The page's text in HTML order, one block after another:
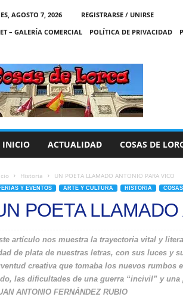
AGOSTO 7, 2026
REGISTRARSE / UNIRSE
– GALERÍA COMERCIAL
POLÍTICA DE PRIVACIDAD
INICIO ACTUALIDAD COSAS DE
Historia UN POETA LLAMADO ANTONIO PARA VICO
Y EVENTOS ARTE Y CULTURA HISTORIA
POETA
artículo nos muestra la trayectoria vital y
de plata de nuestras letras, con sus luces y
creativa que tomaba los nuevos rumbos
las dificultades de una guerra “incivil” y
ANTONIO FERNÁNDEZ RUBIO